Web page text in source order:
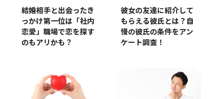
結婚相手と出会ったき
っかけ第一位は「社内
恋愛」職場で恋を探す
のもアリかも？
彼女の友達に紹介して
もらえる彼氏とは？自
慢の彼氏の条件をアン
ケート調査！